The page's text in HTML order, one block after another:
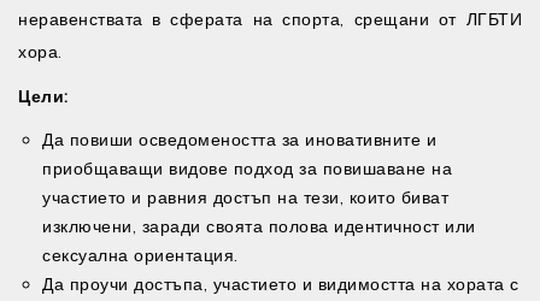
неравенствата в сферата на спорта, срещани от ЛГБТИ
хора.
Цели:
Да повиши осведомеността за иновативните и
приобщаващи видове подход за повишаване на
участието и равния достъп на тези, които биват
изключени, заради своята полова идентичност или
сексуална ориентация.
Да проучи достъпа, участието и видимостта на хората с